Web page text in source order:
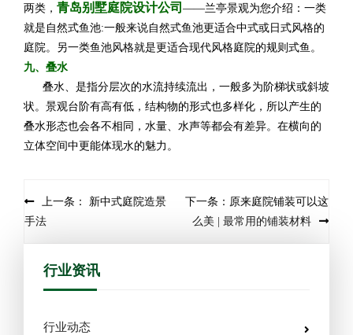
两类， 青岛别墅庭院设计公司 ——兰亭景观为您介绍：一类
就是自然式鱼池:一般来说自然式鱼池更适合中式或日式风格的
庭院。另一类鱼池风格就是更适合现代风格庭院的规则式鱼。
九、叠水
叠水、是指分层次的水流持续流出，一般多为阶梯状或斜坡
状。景观台阶有高有低，结构物的形式也多样化，所以产生的
叠水形态也会各不相同，水量、水声等都会有差异。在横向的
立体空间中更能体现水的魅力。
Post navigation
上一条： 新中式庭院造景
手法
下一条：原来庭院铺装可以这
么美 | 最常用的铺装材料
行业资讯
行业动态